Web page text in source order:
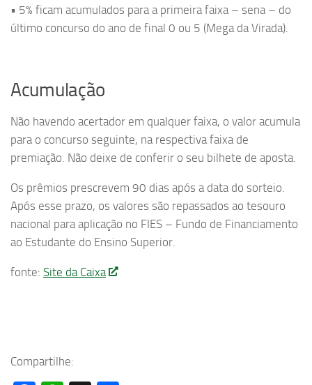
• 5% ficam acumulados para a primeira faixa – sena – do
último concurso do ano de final 0 ou 5 (Mega da Virada).
Acumulação
Não havendo acertador em qualquer faixa, o valor acumula
para o concurso seguinte, na respectiva faixa de
premiação. Não deixe de conferir o seu bilhete de aposta.
Os prêmios prescrevem 90 dias após a data do sorteio.
Após esse prazo, os valores são repassados ao tesouro
nacional para aplicação no FIES – Fundo de Financiamento
ao Estudante do Ensino Superior.​​​​
fonte: Site da Caixa
Compartilhe: